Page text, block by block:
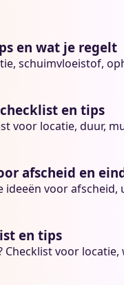
en wat je regelt
schuimvloeistof,
en tips
voor locatie, duur,
afscheid en
voor
en tips
voor